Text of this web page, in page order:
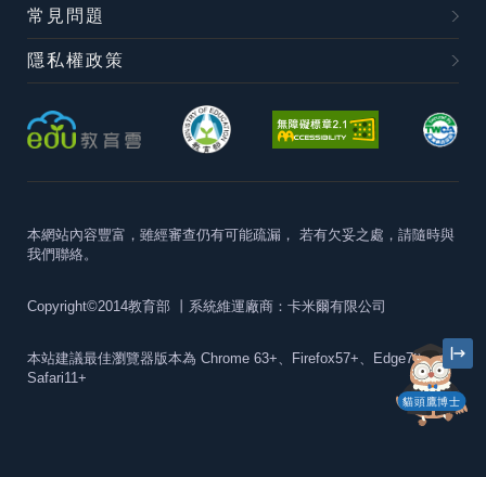
貓頭鷹博士
常見問題
隱私權政策
本網站內容豐富，雖經審查仍有可能疏漏， 若有欠妥之處，請隨時與
我們聯絡。
Copyright©2014教育部 丨系統維運廠商：卡米爾有限公司
本站建議最佳瀏覽器版本為 Chrome 63+、Firefox57+、Edge79+及
Safari11+